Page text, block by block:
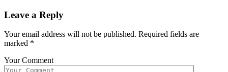
Leave a Reply
Your email address will not be published. Required fields are
marked *
Your Comment